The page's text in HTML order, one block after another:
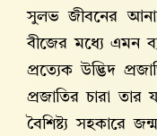
সুলভ জীবনের
বীজের মধ্যে এমন
প্রত্যেক উদ্ভিদ
প্রজাতির চারা তার
বৈশিষ্ট্য সহকারে